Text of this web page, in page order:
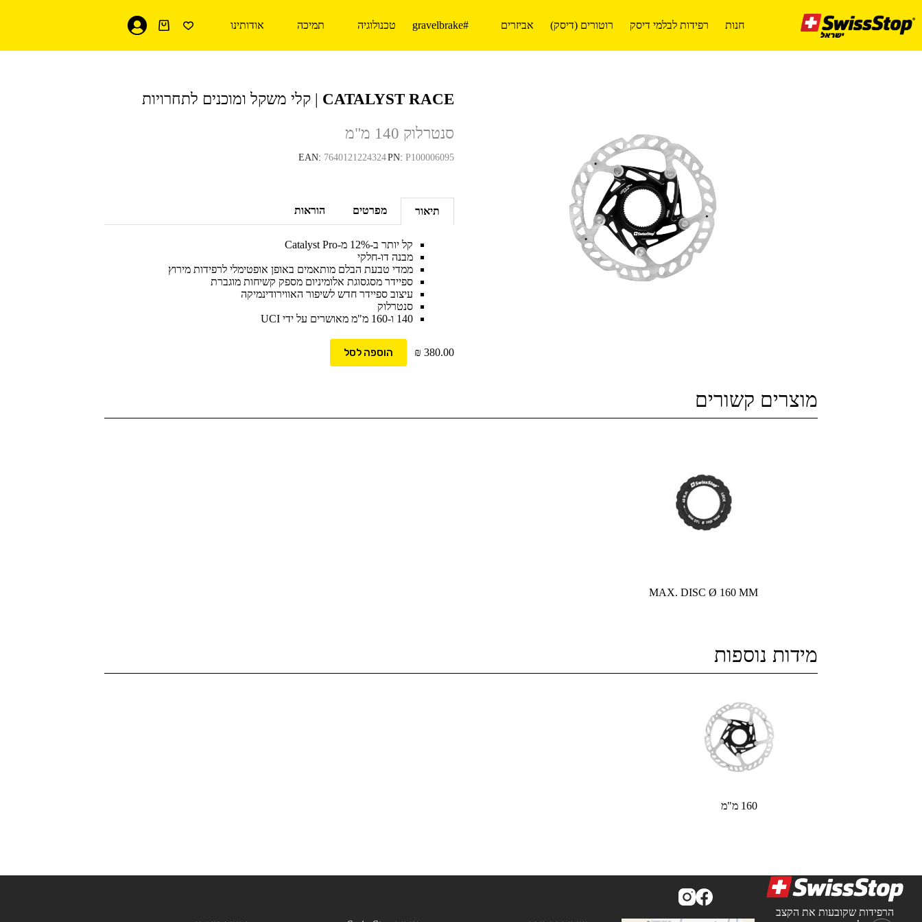
to
content
חנות רפידות לבלמי דיסק רוטורים (דיסק) אביזרים #gravelbrake טכנולוגיה תמיכה אודותינו
עגלת
CATALYST RACE | קלי משקל ומוכנים לתחרויות
סנטרלוק 140 מ"מ
PN: P100006095
EAN: 7640121224324
תיאור מפרטים הוראות
קל יותר ב-12% מ-Catalyst Pro
מבנה דו-חלקי
ממדי טבעת הבלם מותאמים באופן אופטימלי לרפידות מירוץ
ספיידר מסגסוגת אלומיניום מספק קשיחות מוגברת
עיצוב ספיידר חדש לשיפור האווירודינמיקה
סנטרלוק
140 ו-160 מ"מ מאושרים על ידי UCI
₪ 380.00 הוספה לסל
מוצרים קשורים
MAX. DISC Ø 160 MM
מידות נוספות
160 מ"מ
הרפידות שקובעות את הקצב